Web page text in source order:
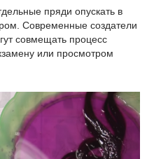
пряди опускать в
Современные создатели
совмещать процесс
или просмотром